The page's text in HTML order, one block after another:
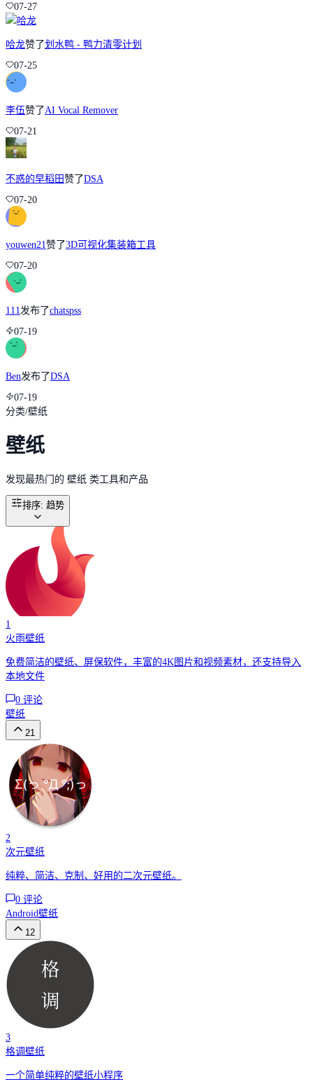
07-27
哈龙赞了划水鸭 - 鸭力清零计划
07-25
李伍赞了AI Vocal Remover
07-21
不惑的早稻田赞了DSA
07-20
youwen21赞了3D可视化集装箱工具
07-20
111 发布了chatspss
07-19
Ben发布了DSA
07-19
分类/壁纸
壁纸
发现最热门的 壁纸 类工具和产品
排序: 趋势
1
火雨壁纸
免费简洁的壁纸、屏保软件，丰富的4K图片和视频素材，还支持导入
本地文件
0 评论
壁纸
21
2
次元壁纸
纯粹、简洁、克制、好用的二次元壁纸。
0 评论
Android壁纸
12
3
格调壁纸
一个简单纯粹的壁纸小程序